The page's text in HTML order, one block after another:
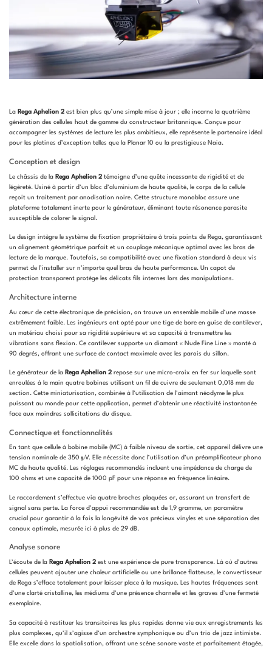
La Rega Aphelion 2 est bien plus qu’une simple mise à jour ; elle incarne la quatrième
génération des cellules haut de gamme du constructeur britannique. Conçue pour
accompagner les systèmes de lecture les plus ambitieux, elle représente le partenaire idéal
pour les platines d’exception telles que la Planar 10 ou la prestigieuse Naia.
Conception et design
Le châssis de la Rega Aphelion 2 témoigne d’une quête incessante de rigidité et de
légèreté. Usiné à partir d’un bloc d’aluminium de haute qualité, le corps de la cellule
reçoit un traitement par anodisation noire. Cette structure monobloc assure une
plateforme totalement inerte pour le générateur, éliminant toute résonance parasite
susceptible de colorer le signal.
Le design intègre le système de fixation propriétaire à trois points de Rega, garantissant
un alignement géométrique parfait et un couplage mécanique optimal avec les bras de
lecture de la marque. Toutefois, sa compatibilité avec une fixation standard à deux vis
permet de l’installer sur n’importe quel bras de haute performance. Un capot de
protection transparent protège les délicats fils internes lors des manipulations.
Architecture interne
Au cœur de cette électronique de précision, on trouve un ensemble mobile d’une masse
extrêmement faible. Les ingénieurs ont opté pour une tige de bore en guise de cantilever,
un matériau choisi pour sa rigidité supérieure et sa capacité à transmettre les
vibrations sans flexion. Ce cantilever supporte un diamant « Nude Fine Line » monté à
90 degrés, offrant une surface de contact maximale avec les parois du sillon.
Le générateur de la Rega Aphelion 2 repose sur une micro-croix en fer sur laquelle sont
enroulées à la main quatre bobines utilisant un fil de cuivre de seulement 0,018 mm de
section. Cette miniaturisation, combinée à l’utilisation de l’aimant néodyme le plus
puissant au monde pour cette application, permet d’obtenir une réactivité instantanée
face aux moindres sollicitations du disque.
Connectique et fonctionnalités
En tant que cellule à bobine mobile (MC) à faible niveau de sortie, cet appareil délivre une
tension nominale de 350 µV. Elle nécessite donc l’utilisation d’un préamplificateur phono
MC de haute qualité. Les réglages recommandés incluent une impédance de charge de
100 ohms et une capacité de 1000 pF pour une réponse en fréquence linéaire.
Le raccordement s’effectue via quatre broches plaquées or, assurant un transfert de
signal sans perte. La force d’appui recommandée est de 1,9 gramme, un paramètre
crucial pour garantir à la fois la longévité de vos précieux vinyles et une séparation des
canaux optimale, mesurée ici à plus de 29 dB.
Analyse sonore
L’écoute de la Rega Aphelion 2 est une expérience de pure transparence. Là où d’autres
cellules peuvent ajouter une chaleur artificielle ou une brillance flatteuse, le convertisseur
de Rega s’efface totalement pour laisser place à la musique. Les hautes fréquences sont
d’une clarté cristalline, les médiums d’une présence charnelle et les graves d’une fermeté
exemplaire.
Sa capacité à restituer les transitoires les plus rapides donne vie aux enregistrements les
plus complexes, qu’il s’agisse d’un orchestre symphonique ou d’un trio de jazz intimiste.
Elle excelle dans la spatialisation, offrant une scène sonore vaste et parfaitement étagée,